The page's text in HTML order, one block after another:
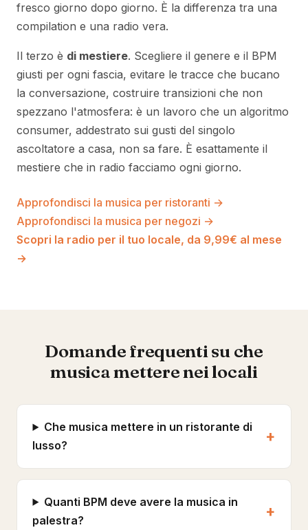
fresco giorno dopo giorno. È la differenza tra una
compilation e una radio vera.
Il terzo è di mestiere. Scegliere il genere e il BPM
giusti per ogni fascia, evitare le tracce che bucano
la conversazione, costruire transizioni che non
spezzano l'atmosfera: è un lavoro che un algoritmo
consumer, addestrato sui gusti del singolo
ascoltatore a casa, non sa fare. È esattamente il
mestiere che in radio facciamo ogni giorno.
Approfondisci la musica per ristoranti →
Approfondisci la musica per negozi →
Scopri la radio per il tuo locale, da 9,99€ al mese
→
Domande frequenti su che
musica mettere nei locali
Che musica mettere in un ristorante di
lusso?
Quanti BPM deve avere la musica in
palestra?